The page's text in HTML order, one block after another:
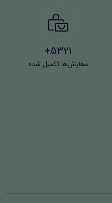
5321+
سفارش‌ها تکمیل شده